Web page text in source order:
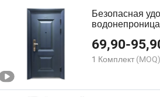
Безопасная
экологически
квартир
дверь
69,90-
1 Комплект (MOQ)